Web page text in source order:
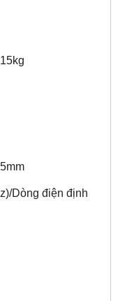
Dòng điện định